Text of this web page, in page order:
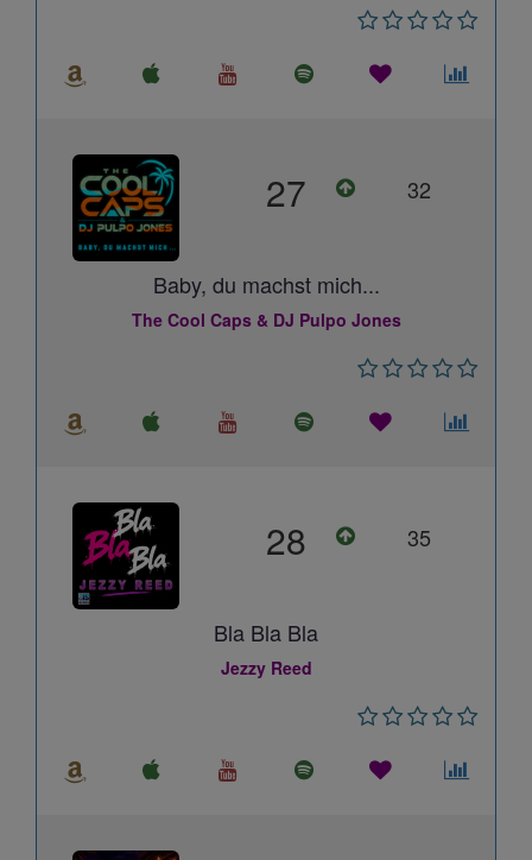
27 32
Baby, du machst mich...
The Cool Caps & DJ Pulpo Jones
28 35
Bla Bla Bla
Jezzy Reed